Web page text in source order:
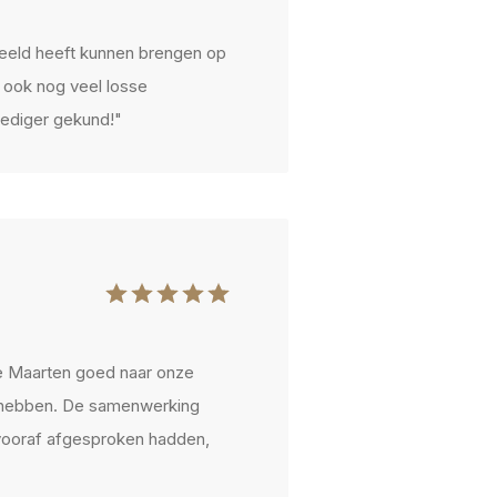
heeft kunnen brengen op
nog veel losse
gekund!"
goed naar onze
De samenwerking
afgesproken hadden,